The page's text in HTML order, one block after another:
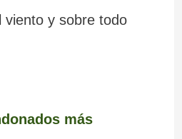
viento y sobre todo
más